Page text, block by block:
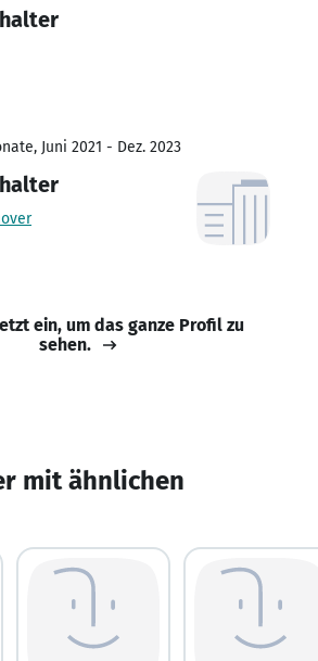
Juni 2021 - Dez. 2023
ein, um das ganze Profil zu
sehen.
mit ähnlichen